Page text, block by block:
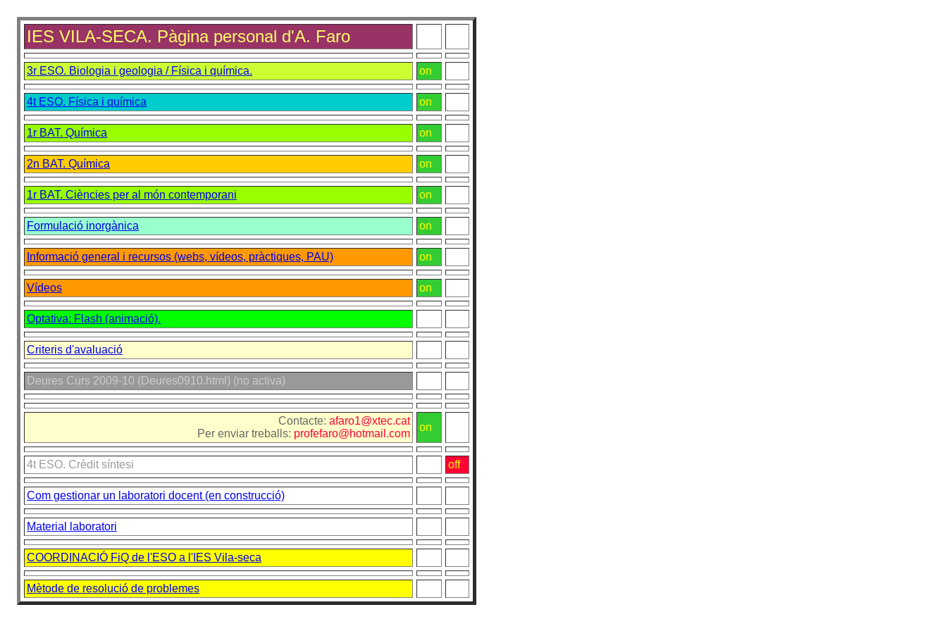
IES VILA-SECA. Pàgina personal d'A. Faro
3r ESO. Biologia i geologia / Física i química. on
4t ESO. Física i química on
1r BAT. Química on
2n BAT. Química on
1r BAT. Ciències per al món contemporani on
Formulació inorgànica on
Informació general i recursos (webs, vídeos, pràctiques, PAU) on
Vídeos on
Optativa: Flash (animació).
Criteris d'avaluació
Deures Curs 2009-10 (Deures0910.html) (no activa)
Contacte: afaro1@xtec.cat
Per enviar treballs: profefaro@hotmail.com
on
4t ESO. Crèdit síntesi off
Com gestionar un laboratori docent (en construcció)
Material laboratori
COORDINACIÓ FiQ de l'ESO a l'IES Vila-seca
Mètode de resolució de problemes